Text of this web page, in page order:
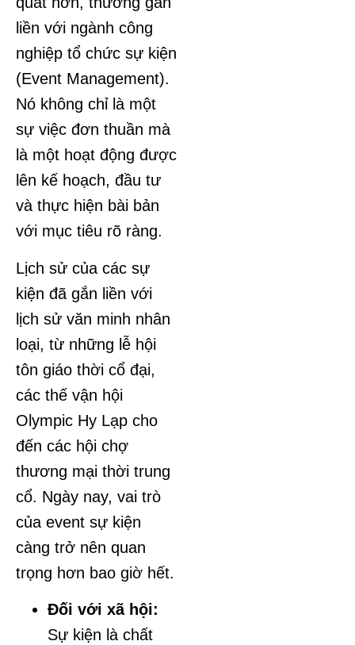
liền với ngành công
nghiệp tổ chức sự kiện
(Event Management).
Nó không chỉ là một
sự việc đơn thuần mà
là một hoạt động được
lên kế hoạch, đầu tư
và thực hiện bài bản
với mục tiêu rõ ràng.
Lịch sử của các sự
kiện đã gắn liền với
lịch sử văn minh nhân
loại, từ những lễ hội
tôn giáo thời cổ đại,
các thế vận hội
Olympic Hy Lạp cho
đến các hội chợ
thương mại thời trung
cổ. Ngày nay, vai trò
của event sự kiện
càng trở nên quan
trọng hơn bao giờ hết.
Đối với xã hội:
Sự kiện là chất